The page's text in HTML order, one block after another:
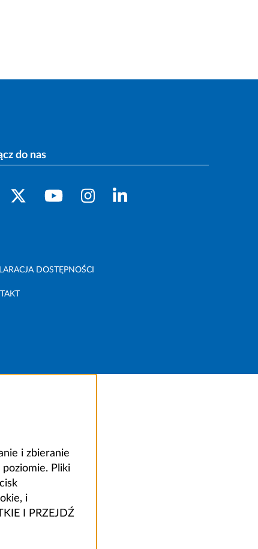
do nas
DOSTĘPNOŚCI
i zbieranie
Pliki
i
I PRZEJDŹ